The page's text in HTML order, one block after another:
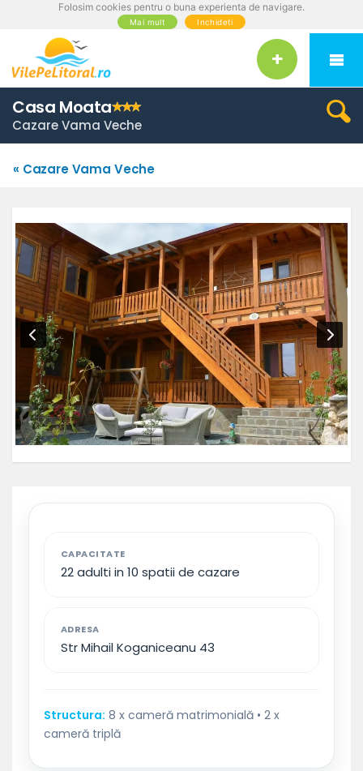
Folosim cookies pentru o buna experienta de navigare.
Mai mult Inchideti
Casa Moata
Cazare Vama Veche
« Cazare Vama Veche
CAPACITATE
22 adulti in 10 spatii de cazare
ADRESA
Str Mihail Koganiceanu 43
Structura: 8 x cameră matrimonială • 2 x
cameră triplă